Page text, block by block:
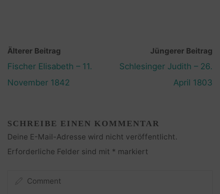
Älterer Beitrag
Fischer Elisabeth – 11.
November 1842
Jüngerer Beitrag
Schlesinger Judith – 26.
April 1803
SCHREIBE EINEN KOMMENTAR
Deine E-Mail-Adresse wird nicht veröffentlicht.
Erforderliche Felder sind mit * markiert